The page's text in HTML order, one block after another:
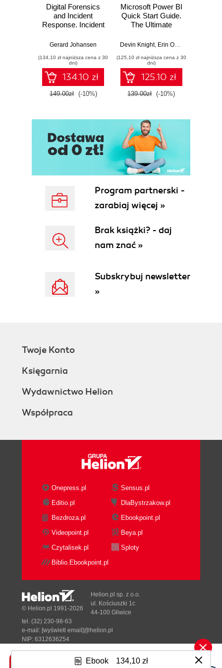
Digital Forensics
and Incident
Response. Incident
and techniques for
threat response -
Fourth Edition
Gerard Johansen
(134,10 zł najniższa cena z 30
dni)
134.10 zł
149.00zł (-10%)
Microsoft Power BI
Quick Start Guide.
The Ultimate
to Power BI, Data
Tools, and
Microsoft Fabric -
Fourth Edition
Devin Knight, Erin Ostrowsky
(125,10 zł najniższa cena z 30
dni)
125.10 zł
139.00zł (-10%)
Ebook 134,10 zł
Program partnerski -
zarabiaj więcej »
Brak książki? - daj
nam znać »
Subskrybuj newsletter
»
Twoje Konto
Księgarnia
Wydawnictwo Helion
Współpraca
Onepress.pl
Sensus.pl
Editio.pl
DlaBystrzakow.pl
Bezdroza.pl
Ebookpoint.pl
Videopoint.pl
Beya.pl
Czytalisek.pl
Sploty
Biblio.Ebookpoint.pl
Tonik.pl
© Helion.pl 1991-2026
Helion.pl sp. z o.o.
ul. Kościuszki 1c
44-100 Gliwice
tel. (32) 230-98-63
e-mail: [wyświetl email]@helion.pl
NIP: 6312636254